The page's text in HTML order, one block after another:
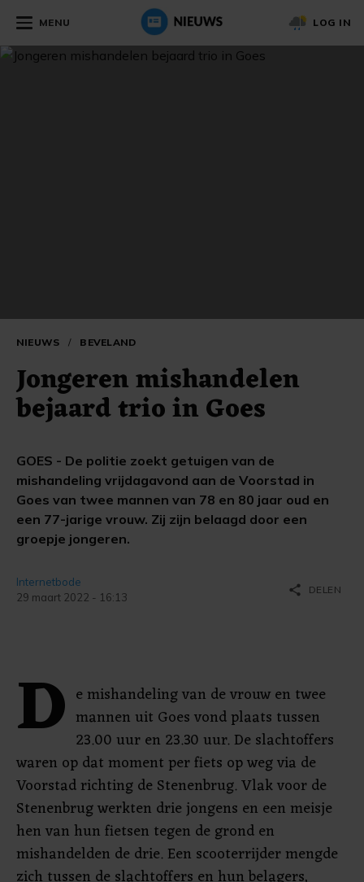
MENU LOG IN
NIEUWS / BEVELAND
Jongeren mishandelen
bejaard trio in Goes
GOES - De politie zoekt getuigen van de
mishandeling vrijdagavond aan de Voorstad in
Goes van twee mannen van 78 en 80 jaar oud en
een 77-jarige vrouw. Zij zijn belaagd door een
groepje jongeren.
Internetbode
29 maart 2022 - 16:13
share DELEN
D e mishandeling van de vrouw en twee
mannen uit Goes vond plaats tussen
23.00 uur en 23.30 uur. De slachtoffers
waren op dat moment per fiets op weg via de
Voorstad richting de Stenenbrug. Vlak voor de
Stenenbrug werkten drie jongens en een meisje
hen van hun fietsen tegen de grond en
mishandelden de drie. Een scooterrijder mengde